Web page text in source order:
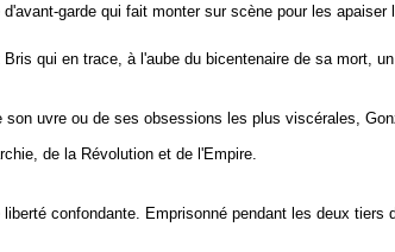
garde qui fait monter sur scène pour les apaiser
qui en trace, à l'aube du bicentenaire de sa mort,
uvre ou de ses obsessions les plus viscérales,
de la Révolution et de l'Empire.
confondante. Emprisonné pendant les deux